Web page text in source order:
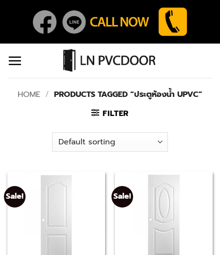
HOME / PRODUCTS TAGGED “ประตูห้องน้ำ UPVC”
FILTER
Sale! Sale!